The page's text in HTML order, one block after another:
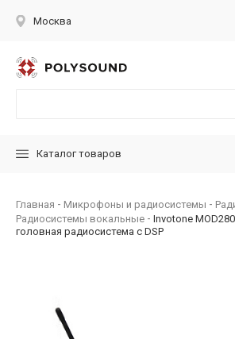
Москва
Каталог товаров
Главная Микрофоны и радиосистемы
Радиосистемы вокальные
Invotone
головная радиосистема с DSP